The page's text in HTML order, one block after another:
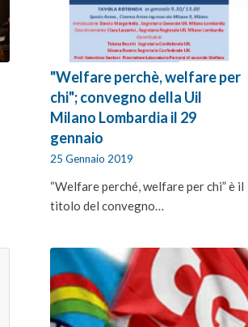
"Welfare perchè, welfare per
chi"; convegno della Uil
Milano Lombardia il 29
gennaio
25 Gennaio 2019
“Welfare perché, welfare per chi” è il
titolo del convegno…